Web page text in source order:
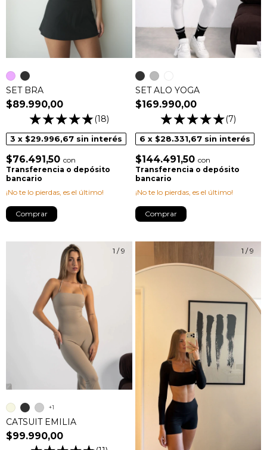
SET BRA
$89.990,00
(18)
3 x $29.996,67 sin interés
$76.491,50 con
Transferencia o depósito
bancario
¡No te lo pierdas, es el último!
Comprar
SET ALO YOGA
$169.990,00
(7)
6 x $28.331,67 sin interés
$144.491,50 con
Transferencia o depósito
bancario
¡No te lo pierdas, es el último!
Comprar
1 /9
CATSUIT EMILIA
$99.990,00
+1
1 /9